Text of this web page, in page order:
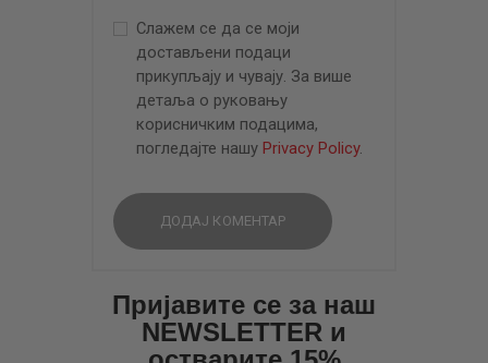
Слажем се да се моји
достављени подаци
прикупљају и чувају. За више
детаља о руковању
корисничким подацима,
погледајте нашу Privacy Policy.
Пријавите се за наш
NEWSLETTER и